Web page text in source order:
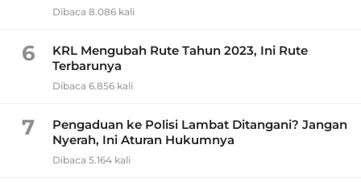
Dibaca 8.086 kali
6
KRL Mengubah Rute Tahun 2023, Ini Rute
Terbarunya
Dibaca 6.856 kali
7
Pengaduan ke Polisi Lambat Ditangani? Jangan
Nyerah, Ini Aturan Hukumnya
Dibaca 5.164 kali